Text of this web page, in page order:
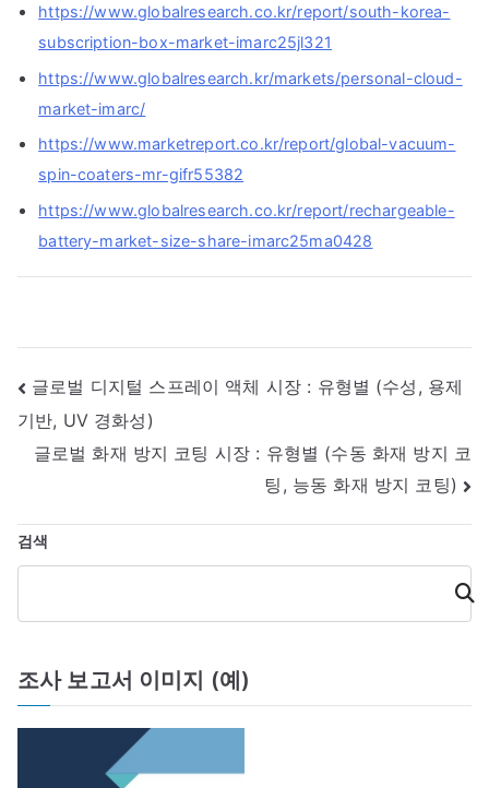
https://www.globalresearch.co.kr/report/south-korea-
subscription-box-market-imarc25jl321
https://www.globalresearch.kr/markets/personal-cloud-
market-imarc/
https://www.marketreport.co.kr/report/global-vacuum-
spin-coaters-mr-gifr55382
https://www.globalresearch.co.kr/report/rechargeable-
battery-market-size-share-imarc25ma0428
글
내
게
이
션
글로벌 디지털 스프레이 액체 시장 : 유형별 (수성, 용제
기반, UV 경화성)
글로벌 화재 방지 코팅 시장 : 유형별 (수동 화재 방지 코
팅, 능동 화재 방지 코팅)
검색
검
색
조사 보고서 이미지 (예)